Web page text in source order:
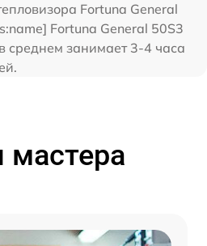
Fortuna General
Fortuna General 50S3
среднем занимает 3-4 часа